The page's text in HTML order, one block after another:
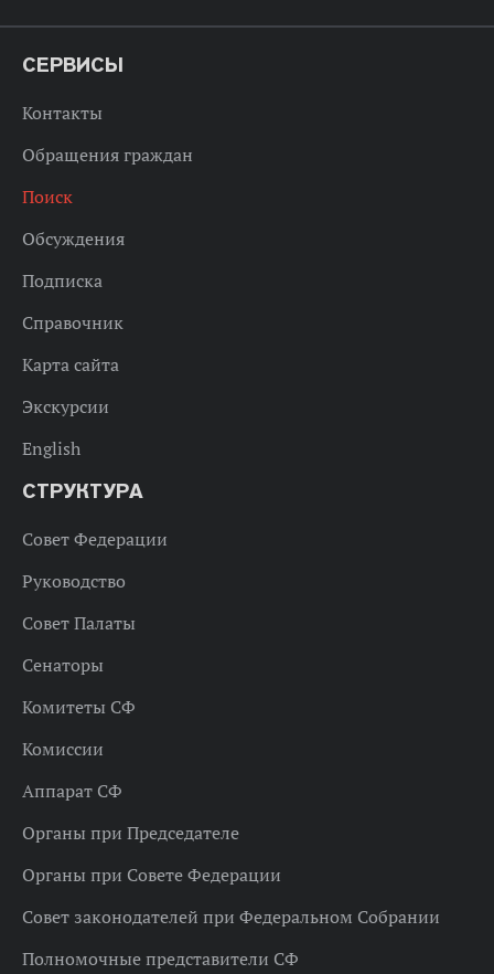
СЕРВИСЫ
Контакты
Обращения граждан
Поиск
Обсуждения
Подписка
Справочник
Карта сайта
Экскурсии
English
СТРУКТУРА
Совет Федерации
Руководство
Совет Палаты
Сенаторы
Комитеты СФ
Комиссии
Аппарат СФ
Органы при Председателе
Органы при Совете Федерации
Совет законодателей при Федеральном Собрании
Полномочные представители СФ